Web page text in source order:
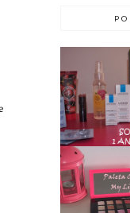
ANO DE
♥
PALETA
MY